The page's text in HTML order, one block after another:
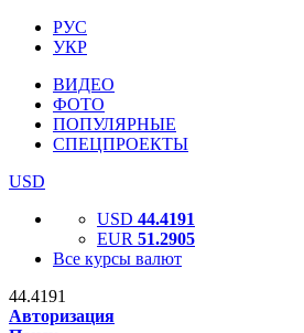
РУС
УКР
ВИДЕО
ФОТО
ПОПУЛЯРНЫЕ
СПЕЦПРОЕКТЫ
USD
USD 44.4191
EUR 51.2905
Все курсы валют
44.4191
Авторизация